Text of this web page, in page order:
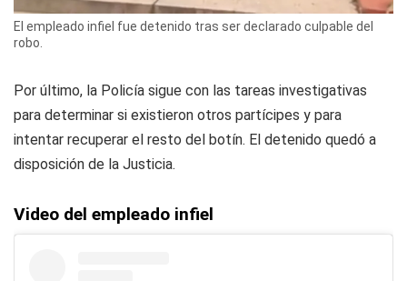
El empleado infiel fue detenido tras ser declarado culpable del
robo.
Por último, la Policía sigue con las tareas investigativas
para determinar si existieron otros partícipes y para
intentar recuperar el resto del botín. El detenido quedó a
disposición de la Justicia.
Video del empleado infiel